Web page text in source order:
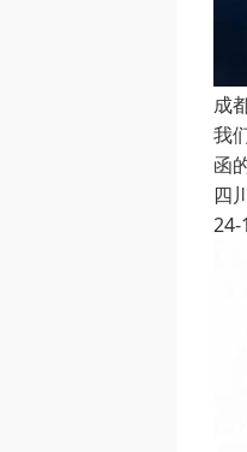
成
我
函
四
24-